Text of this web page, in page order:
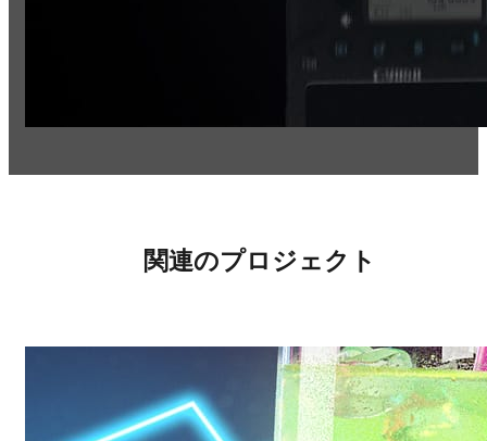
関連のプロジェクト